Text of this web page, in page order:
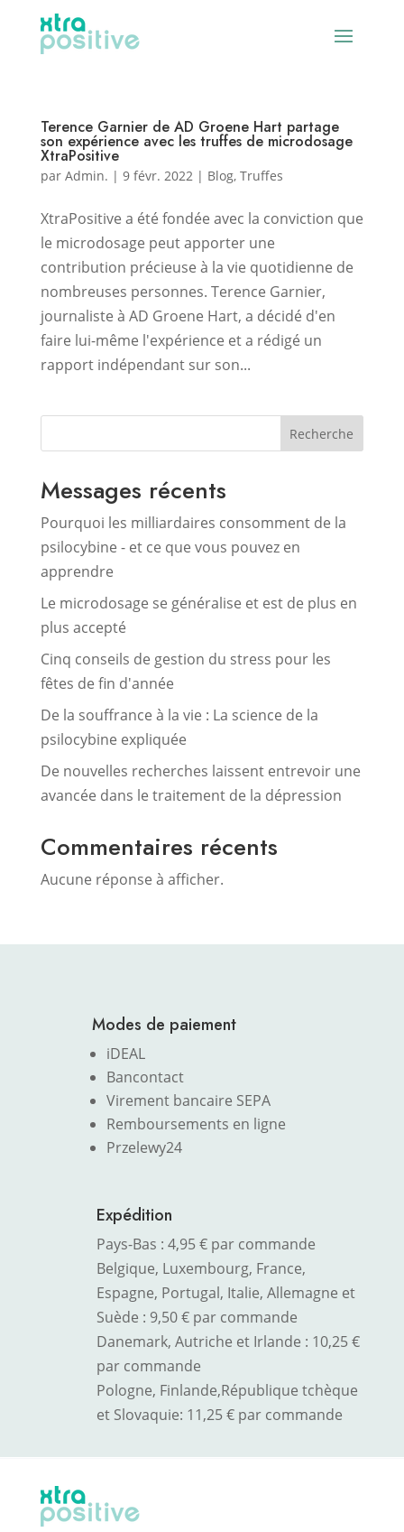
Terence Garnier de AD Groene Hart partage
son expérience avec les truffes de microdosage
XtraPositive
par Admin. | 9 févr. 2022| Blog, Truffes
XtraPositive a été fondée avec la conviction que
le microdosage peut apporter une
contribution précieuse à la vie quotidienne de
nombreuses personnes. Terence Garnier,
journaliste à AD Groene Hart, a décidé d'en
faire lui-même l'expérience et a rédigé un
rapport indépendant sur son...
Recherche
Messages récents
Pourquoi les milliardaires consomment de la
psilocybine - et ce que vous pouvez en
apprendre
Le microdosage se généralise et est de plus en
plus accepté
Cinq conseils de gestion du stress pour les
fêtes de fin d'année
De la souffrance à la vie : La science de la
psilocybine expliquée
De nouvelles recherches laissent entrevoir une
avancée dans le traitement de la dépression
Commentaires récents
Aucune réponse à afficher.
Modes de paiement
iDEAL
Bancontact
Virement bancaire SEPA
Remboursements en ligne
Przelewy24
Expédition
Pays-Bas : 4,95 € par commande
Belgique, Luxembourg, France,
Espagne, Portugal, Italie, Allemagne et
Suède : 9,50 € par commande
Danemark, Autriche et Irlande : 10,25 €
par commande
Pologne, Finlande,République tchèque
et Slovaquie: 11,25 € par commande